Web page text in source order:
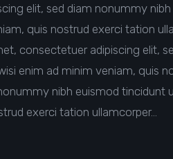
elit, sed diam nonummy
quis nostrud exerci tation
consectetuer adipiscing elit,
enim ad minim veniam, quis
nibh euismod tincidunt
exerci tation ullamcorper…